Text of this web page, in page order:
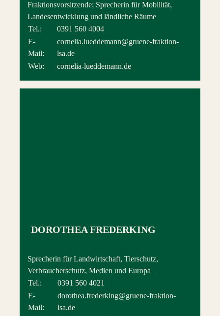
Fraktionsvorsitzende; Sprecherin für Mobilität,
Landesentwicklung und ländliche Räume
Tel.:
0391 560 4004
E-
Mail:
cornelia.lueddemann@gruene-fraktion-
lsa.de
Web:
cornelia-lueddemann.de
DOROTHEA FREDERKING
Sprecherin für Landwirtschaft, Tierschutz,
Verbraucherschutz, Medien und Europa
Tel.:
0391 560 4021
E-
Mail:
dorothea.frederking@gruene-fraktion-
lsa.de